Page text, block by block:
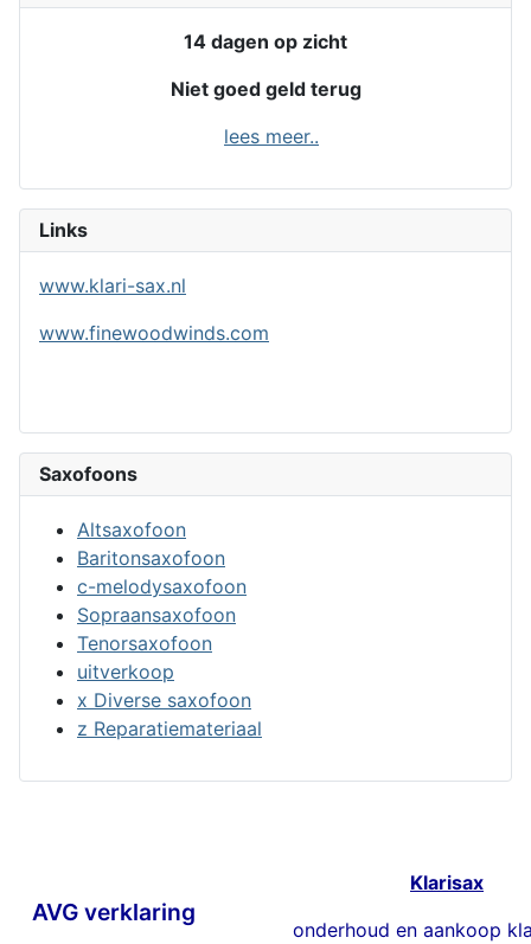
14 dagen op zicht
Niet goed geld terug
lees meer..
Links
www.klari-sax.nl
www.finewoodwinds.com
Saxofoons
Altsaxofoon
Baritonsaxofoon
c-melodysaxofoon
Sopraansaxofoon
Tenorsaxofoon
uitverkoop
x Diverse saxofoon
z Reparatiemateriaal
AVG verklaring
Klarisax
onderhoud en aankoop